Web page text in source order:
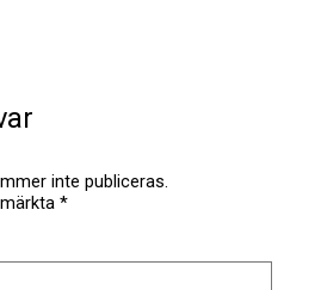
inte publiceras.
*